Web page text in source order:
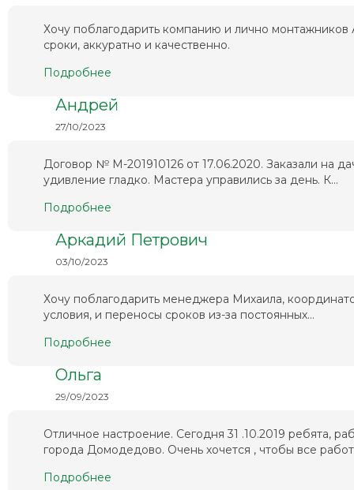
Хочу поблагодарить компанию и лично монтажников
сроки, аккуратно и качественно.
Подробнее
Андрей
27/10/2023
Договор № М-201910126 от 17.06.2020. Заказали на
удивление гладко. Мастера управились за день. К...
Подробнее
Аркадий Петрович
03/10/2023
Хочу поблагодарить менеджера Михаила,
условия, и переносы сроков из-за постоянных...
Подробнее
Ольга
29/09/2023
Отличное настроение. Сегодня 31 .10.2019 ребята,
города Домодедово. Очень хочется , чтобы все
Подробнее